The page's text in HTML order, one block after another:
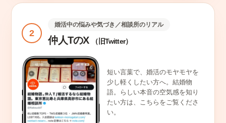
2
婚活中の悩みや気づき／相談所のリアル
仲人TのX （旧Twitter）
短い言葉で、婚活のモヤモヤを
少し軽くしたい方へ。結婚物
語。らしい本音の空気感を知り
たい方は、こちらをご覧くださ
い。